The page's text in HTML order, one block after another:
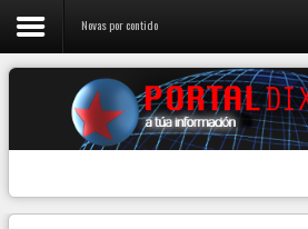
Novas por contido